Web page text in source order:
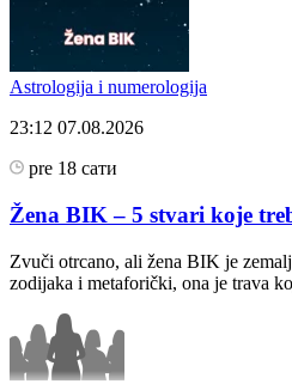
Astrologija i numerologija
23:12 07.08.2026
pre 18 сати
Žena BIK – 5 stvari koje
Zvuči otrcano, ali žena BIK je
zodijaka i metaforički, ona je trava